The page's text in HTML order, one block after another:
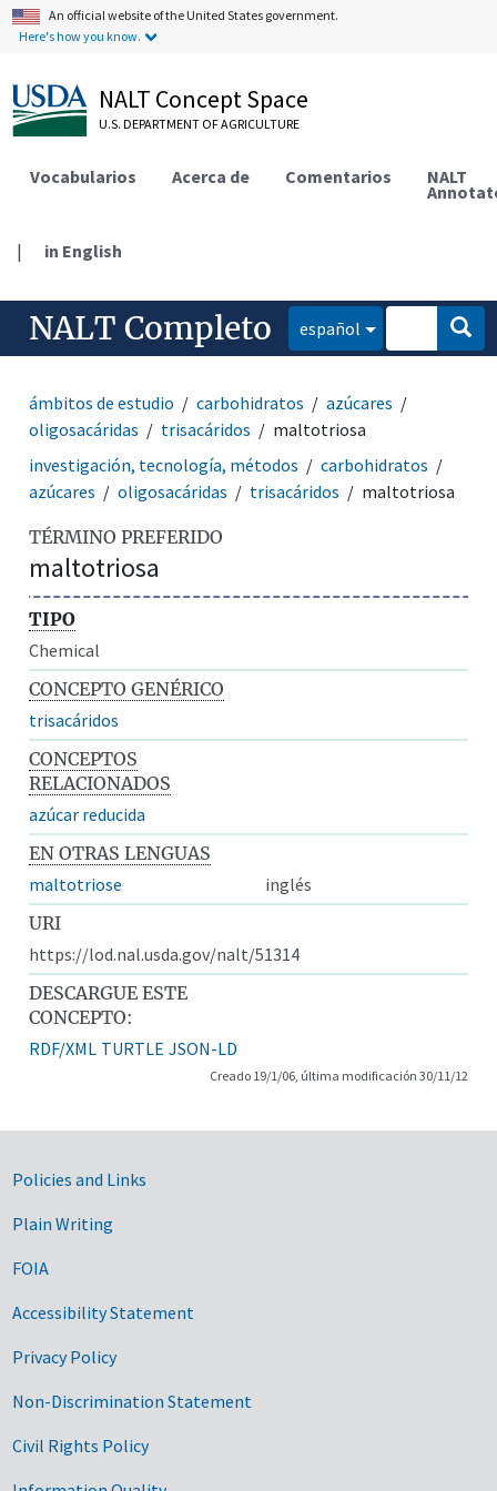
An official website of the United States government.
Here's how you know.
NALT Concept Space
U.S. DEPARTMENT OF AGRICULTURE
Vocabularios Acerca de Comentarios NALT
| in English
NALT Completo español
ámbitos de estudio carbohidratos
azúcares
oligosacáridas
trisacáridos
maltotriosa
investigación, tecnología, métodos
carbohidratos
azúcares
oligosacáridas trisacáridos maltotriosa
TÉRMINO PREFERIDO
maltotriosa
TIPO
Chemical
CONCEPTO GENÉRICO
trisacáridos
CONCEPTOS
RELACIONADOS
azúcar reducida
EN OTRAS LENGUAS
maltotriose
inglés
URI
https://lod.nal.usda.gov/nalt/51314
DESCARGUE ESTE
CONCEPTO:
RDF/XML TURTLE JSON-LD
Creado 19/1/06, última modificación 30/11/12
Government Links
Policies and Links
Plain Writing
FOIA
Accessibility Statement
Privacy Policy
Non-Discrimination Statement
Civil Rights Policy